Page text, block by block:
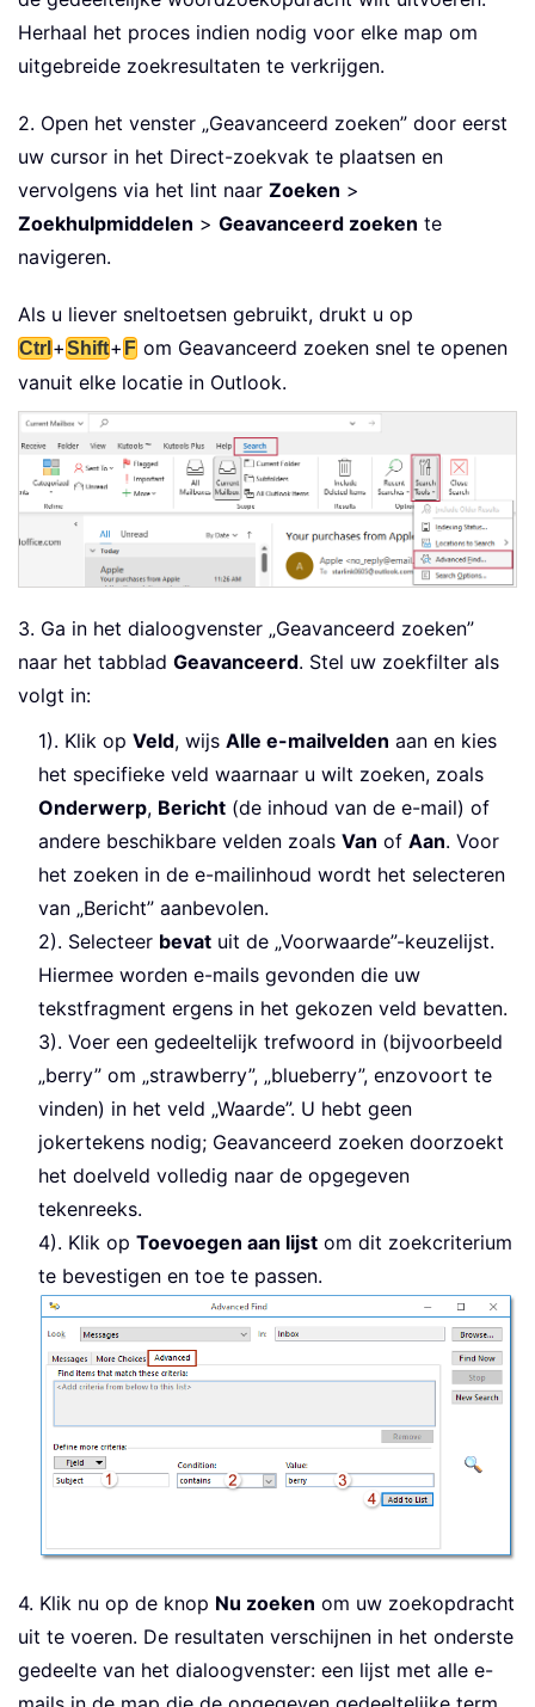
Herhaal het proces indien nodig voor elke map om
uitgebreide zoekresultaten te verkrijgen.
2. Open het venster „Geavanceerd zoeken” door eerst
uw cursor in het Direct-zoekvak te plaatsen en
vervolgens via het lint naar Zoeken >
Zoekhulpmiddelen > Geavanceerd zoeken te
navigeren.
Als u liever sneltoetsen gebruikt, drukt u op
Ctrl +Shift+ F om Geavanceerd zoeken snel te openen
vanuit elke locatie in Outlook.
3. Ga in het dialoogvenster „Geavanceerd zoeken”
naar het tabblad Geavanceerd. Stel uw zoekfilter als
volgt in:
1). Klik op Veld, wijs Alle e-mailvelden aan en kies
het specifieke veld waarnaar u wilt zoeken, zoals
Onderwerp, Bericht (de inhoud van de e-mail) of
andere beschikbare velden zoals Van of Aan. Voor
het zoeken in de e-mailinhoud wordt het selecteren
van „Bericht” aanbevolen.
2). Selecteer bevat uit de „Voorwaarde”-keuzelijst.
Hiermee worden e-mails gevonden die uw
tekstfragment ergens in het gekozen veld bevatten.
3). Voer een gedeeltelijk trefwoord in (bijvoorbeeld
„berry” om „strawberry”, „blueberry”, enzovoort te
vinden) in het veld „Waarde”. U hebt geen
jokertekens nodig; Geavanceerd zoeken doorzoekt
het doelveld volledig naar de opgegeven
tekenreeks.
4). Klik op Toevoegen aan lijst om dit zoekcriterium
te bevestigen en toe te passen.
4. Klik nu op de knop Nu zoeken om uw zoekopdracht
uit te voeren. De resultaten verschijnen in het onderste
gedeelte van het dialoogvenster: een lijst met alle e-